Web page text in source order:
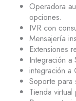
Operadora
opciones.
IVR con
Mensajería
Extensiones
Integración a
integración a
Soporte para
Tienda